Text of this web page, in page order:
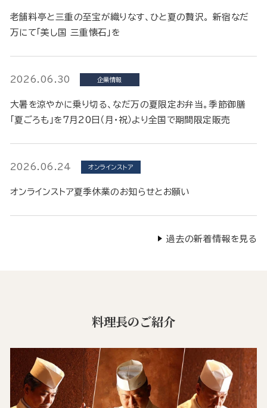
老舗料亭と三重の至宝が織りなす、ひと夏の贅沢。 新宿なだ
万にて「美し国 三重懐石」を
2026.06.30 企業情報
大暑を涼やかに乗り切る、なだ万の夏限定お弁当。季節御膳
「夏ごろも」を7月20日（月・祝）より全国で期間限定販売
2026.06.24 オンラインストア
オンラインストア夏季休業のお知らせとお願い
過去の新着情報を見る
料理長のご紹介